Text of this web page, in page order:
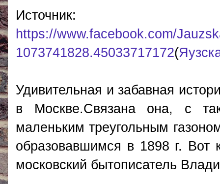
Источник:
https://www.facebook.com/
1073741828.45033717172(
Удивительная и забавная
в Москве.Связана она, с
маленьким треугольным
образовавшимся в 1898 г. Вот
московский бытописатель